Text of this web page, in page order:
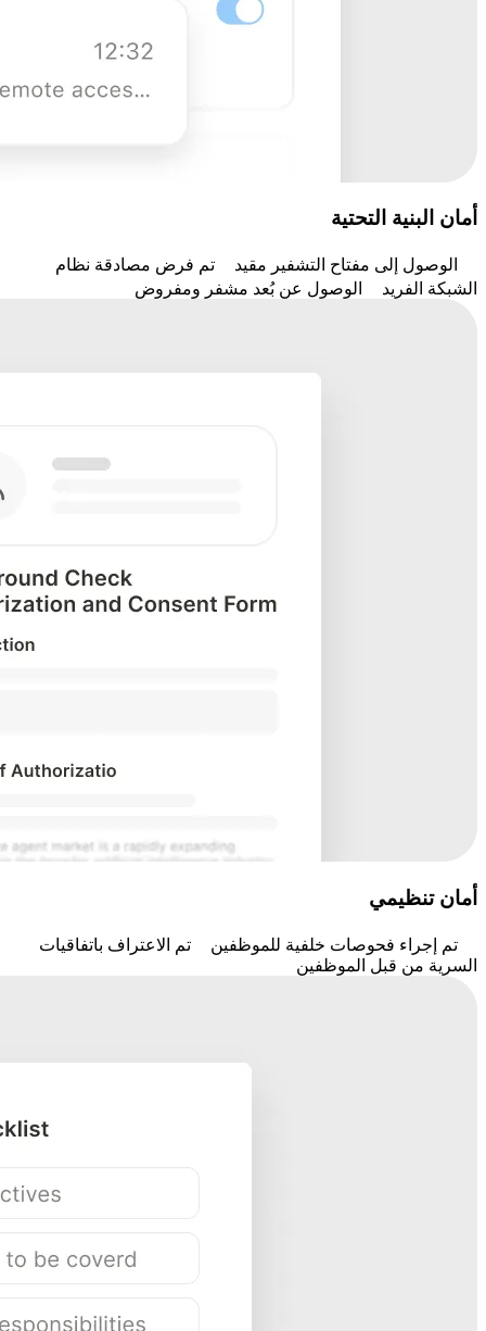
أمان البنية التحتية
الوصول إلى مفتاح التشفير مقيد
تم فرض مصادقة نظام
الشبكة الفريد
الوصول عن بُعد مشفر ومفروض
أمان تنظيمي
تم إجراء فحوصات خلفية للموظفين
تم الاعتراف باتفاقيات
السرية من قبل الموظفين